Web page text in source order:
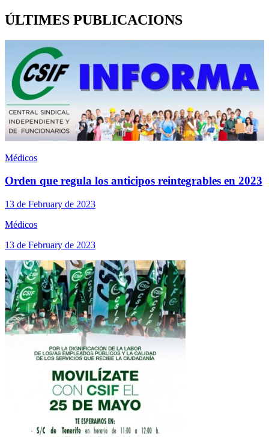
ÚLTIMES PUBLICACIONS
Médicos
Orden que regula los anticipos reintegrables en 2023
13 de February de 2023
Médicos
13 de February de 2023